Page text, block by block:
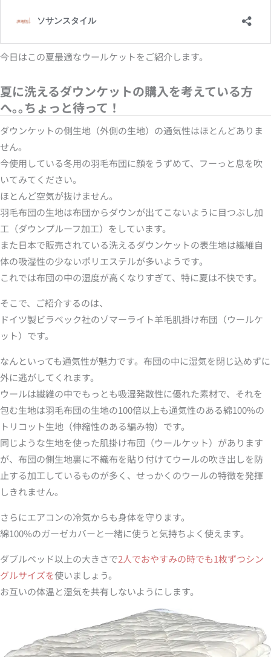
今日はこの夏最適なウールケットをご紹介します。
夏に洗えるダウンケットの購入を考えている方
へ｡｡ちょっと待って！
ダウンケットの側生地（外側の生地）の通気性はほとんどありま
せん。
今使用している冬用の羽毛布団に顔をうずめて、フーっと息を吹
いてみてください。
ほとんど空気が抜けません。
羽毛布団の生地は布団からダウンが出てこないように目つぶし加
工（ダウンプルーフ加工）をしています。
また日本で販売されている洗えるダウンケットの表生地は繊維自
体の吸湿性の少ないポリエステルが多いようです。
これでは布団の中の湿度が高くなりすぎて、特に夏は不快です。
そこで、ご紹介するのは、
ドイツ製ビラベック社のゾマーライト羊毛肌掛け布団（ウールケ
ット）です。
なんといっても通気性が魅力です。布団の中に湿気を閉じ込めずに
外に逃がしてくれます。
ウールは繊維の中でもっとも吸湿発散性に優れた素材で、それを
包む生地は羽毛布団の生地の100倍以上も通気性のある綿100%の
トリコット生地（伸縮性のある編み物）です。
同じような生地を使った肌掛け布団（ウールケット）があります
が、布団の側生地裏に不織布を貼り付けてウールの吹き出しを防
止する加工しているものが多く、せっかくのウールの特徴を発揮
しきれません。
さらにエアコンの冷気からも身体を守ります。
綿100%のガーゼカバーと一緒に使うと気持ちよく使えます。
ダブルベッド以上の大きさで2人でおやすみの時でも1枚ずつシン
グルサイズを使いましょう。
お互いの体温と湿気を共有しないようにします。